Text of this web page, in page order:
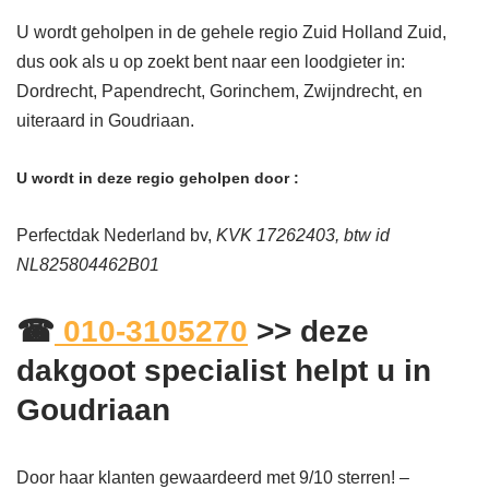
U wordt geholpen in de gehele regio Zuid Holland Zuid,
dus ook als u op zoekt bent naar een loodgieter in:
Dordrecht, Papendrecht, Gorinchem, Zwijndrecht, en
uiteraard in Goudriaan.
U wordt in deze regio geholpen door :
Perfectdak Nederland bv, KVK 17262403, btw id
NL825804462B01
☎ 010-3105270 >> deze
dakgoot specialist helpt u in
Goudriaan
Door haar klanten gewaardeerd met 9/10 sterren! –